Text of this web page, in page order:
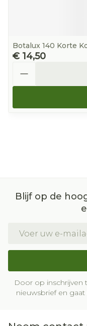
Botalux 140 Korte
€ 14,50
Blijf op de
Door op inschrijven
nieuwsbrief en